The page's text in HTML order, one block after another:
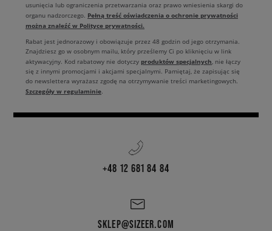
usunięcia lub ograniczenia przetwarzania oraz prawo wniesienia skargi do
organu nadzorczego. Pełną treść oświadczenia o ochronie prywatności
można znaleźć w Polityce prywatności.
Rabat jest jednorazowy i obowiązuje przez 48 godzin od jego otrzymania.
Znajdziesz go w osobnym mailu, który prześlemy Ci po kliknięciu w link
aktywacyjny. Kod rabatowy nie dotyczy produktów specjalnych , nie łączy
się z innymi promocjami i akcjami specjalnymi. Pamiętaj, że zapisując się
do newslettera wyrażasz zgodę na otrzymywanie treści marketingowych.
Szczegóły w regulaminie
+48 12 681 84 84
SKLEP@SIZEER.COM